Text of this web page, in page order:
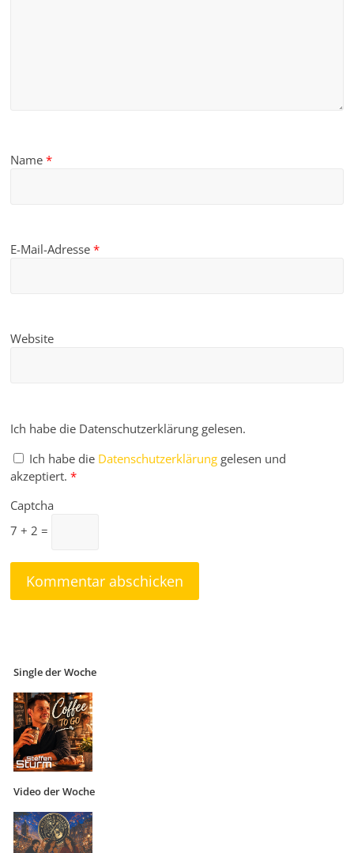
Name*
E-Mail-Adresse*
Website
Ich habe die Datenschutzerklärung gelesen.
Ich habe die Datenschutzerklärung gelesen und
akzeptiert. *
Captcha
7 + 2 =
Single der Woche
Video der Woche